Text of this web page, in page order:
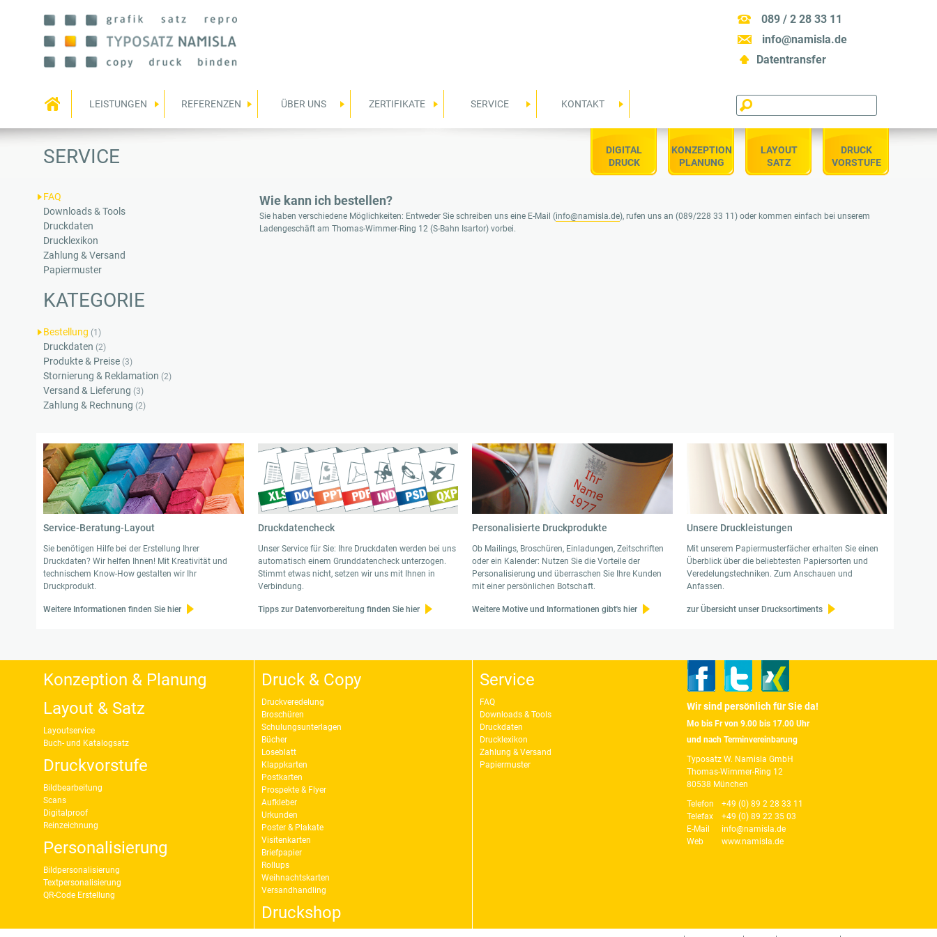
089 / 2 28 33 11
info@namisla.de
Datentransfer
H
u
m
LEISTUNGEN REFERENZEN ÜBER UNS ZERTIFIKATE SERVICE KONTAKT
S
u
r
c
DIGITAL
DRUCK
KONZEPTION
PLANUNG
LAYOUT
SATZ
DRUCK
VORSTUFE
Wie kann ich bestellen?
Sie haben verschiedene Möglichkeiten: Entweder Sie schreiben uns eine E-Mail (info@namisla.de), rufen uns an (089/228 33 11) oder kommen einfach bei unserem
Ladengeschäft am Thomas-Wimmer-Ring 12 (S-Bahn Isartor) vorbei.
SERVICE
FAQ
Downloads & Tools
Druckdaten
Drucklexikon
Zahlung & Versand
Papiermuster
KATEGORIE
Bestellung (1)
Druckdaten (2)
Produkte & Preise (3)
Stornierung & Reklamation (2)
Versand & Lieferung (3)
Zahlung & Rechnung (2)
Service-Beratung-Layout
Sie benötigen Hilfe bei der Erstellung Ihrer
Druckdaten? Wir helfen Ihnen! Mit Kreativität und
technischem Know-How gestalten wir Ihr
Druckprodukt.
Weitere Informationen finden Sie hier
Druckdatencheck
Unser Service für Sie: Ihre Druckdaten werden bei uns
automatisch einem Grunddatencheck unterzogen.
Stimmt etwas nicht, setzen wir uns mit Ihnen in
Verbindung.
Tipps zur Datenvorbereitung finden Sie hier
Personalisierte Druckprodukte
Ob Mailings, Broschüren, Einladungen, Zeitschriften
oder ein Kalender: Nutzen Sie die Vorteile der
Personalisierung und überraschen Sie Ihre Kunden
mit einer persönlichen Botschaft.
Weitere Motive und Informationen gibt's hier
Unsere Druckleistungen
Mit unserem Papiermusterfächer erhalten Sie einen
Überblick über die beliebtesten Papiersorten und
Veredelungstechniken. Zum Anschauen und
Anfassen.
zur Übersicht unser Drucksortiments
Konzeption & Planung
Layout & Satz
Layoutservice
Buch- und Katalogsatz
Druckvorstufe
Bildbearbeitung
Scans
Digitalproof
Reinzeichnung
Personalisierung
Bildpersonalisierung
Textpersonalisierung
QR-Code Erstellung
Druck & Copy
Druckveredelung
Broschüren
Schulungsunterlagen
Bücher
Loseblatt
Klappkarten
Postkarten
Prospekte & Flyer
Aufkleber
Urkunden
Poster & Plakate
Visitenkarten
Briefpapier
Rollups
Weihnachtskarten
Versandhandling
Druckshop
Service
FAQ
Downloads & Tools
Druckdaten
Drucklexikon
Zahlung & Versand
Papiermuster
Wir sind persönlich für Sie da!
Mo bis Fr von 9.00 bis 17.00 Uhr
und nach Terminvereinbarung
Typosatz W. Namisla GmbH
Thomas-Wimmer-Ring 12
80538 München
Telefon
+49 (0) 89 2 28 33 11
Telefax
+49 (0) 89 22 35 03
E-Mail
info@namisla.de
Web
www.namisla.de